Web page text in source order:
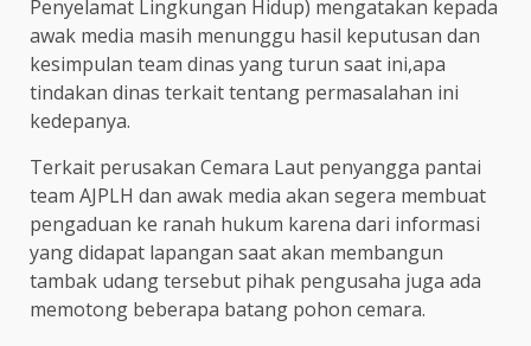
Penyelamat Lingkungan Hidup) mengatakan kepada
awak media masih menunggu hasil keputusan dan
kesimpulan team dinas yang turun saat ini,apa
tindakan dinas terkait tentang permasalahan ini
kedepanya.
Terkait perusakan Cemara Laut penyangga pantai
team AJPLH dan awak media akan segera membuat
pengaduan ke ranah hukum karena dari informasi
yang didapat lapangan saat akan membangun
tambak udang tersebut pihak pengusaha juga ada
memotong beberapa batang pohon cemara.